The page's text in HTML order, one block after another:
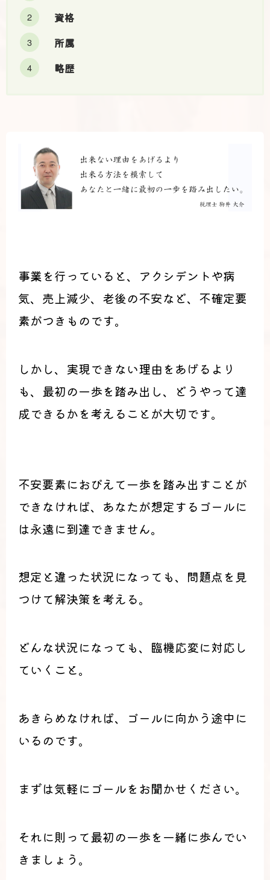
資格
所属
略歴
事業を行っていると、アクシデントや病
気、売上減少、老後の不安など、不確定要
素がつきものです。
しかし、実現できない理由をあげるより
も、最初の一歩を踏み出し、どうやって達
成できるかを考えることが大切です。
不安要素におびえて一歩を踏み出すことが
できなければ、あなたが想定するゴールに
は永遠に到達できません。
想定と違った状況になっても、問題点を見
つけて解決策を考える。
どんな状況になっても、臨機応変に対応し
ていくこと。
あきらめなければ、ゴールに向かう途中に
いるのです。
まずは気軽にゴールをお聞かせください。
それに則って最初の一歩を一緒に歩んでい
きましょう。